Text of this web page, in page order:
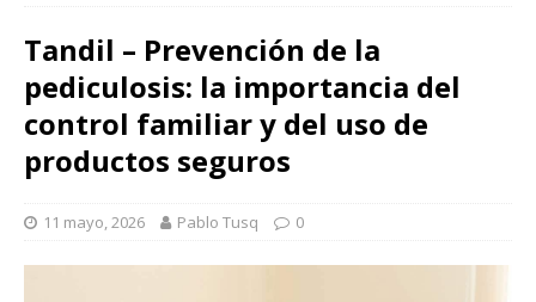
Tandil – Prevención de la
pediculosis: la importancia del
control familiar y del uso de
productos seguros
11 mayo, 2026 Pablo Tusq 0